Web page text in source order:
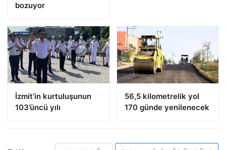
bozuyor
İzmit’in kurtuluşunun
103’üncü yılı
56,5 kilometrelik yol
170 günde yenilenecek